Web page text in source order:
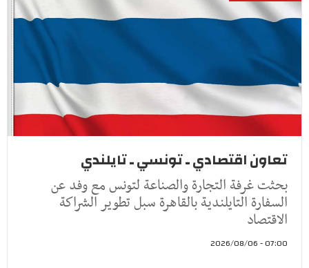
تعاون اقتصادي ـ تونسي ـ تايلندي
بحثت غرفة التجارة والصناعة لتونس مع وفد عن
السفارة التايلندية بالقاهرة سبل تطوير الشراكة
الاقتصاد
07:00 - 2026/08/06